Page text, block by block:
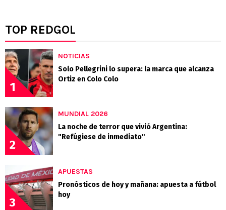
TOP REDGOL
1
NOTICIAS
Solo Pellegrini lo supera: la marca que alcanza
Ortiz en Colo Colo
2
MUNDIAL 2026
La noche de terror que vivió Argentina:
"Refúgiese de inmediato"
3
APUESTAS
Pronósticos de hoy y mañana: apuesta a fútbol
hoy